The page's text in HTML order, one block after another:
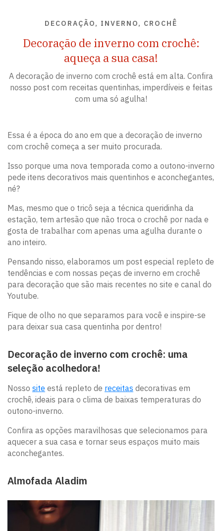
DECORAÇÃO, INVERNO, CROCHÊ
Decoração de inverno com crochê:
aqueça a sua casa!
A decoração de inverno com crochê está em alta. Confira
nosso post com receitas quentinhas, imperdíveis e feitas
com uma só agulha!
Essa é a época do ano em que a decoração de inverno
com crochê começa a ser muito procurada.
Isso porque uma nova temporada como a outono-inverno
pede itens decorativos mais quentinhos e aconchegantes,
né?
Mas, mesmo que o tricô seja a técnica queridinha da
estação, tem artesão que não troca o crochê por nada e
gosta de trabalhar com apenas uma agulha durante o
ano inteiro.
Pensando nisso, elaboramos um post especial repleto de
tendências e com nossas peças de inverno em crochê
para decoração que são mais recentes no site e canal do
Youtube.
Fique de olho no que separamos para você e inspire-se
para deixar sua casa quentinha por dentro!
Decoração de inverno com crochê: uma
seleção acolhedora!
Nosso site está repleto de receitas decorativas em
crochê, ideais para o clima de baixas temperaturas do
outono-inverno.
Confira as opções maravilhosas que selecionamos para
aquecer a sua casa e tornar seus espaços muito mais
aconchegantes.
Almofada Aladim